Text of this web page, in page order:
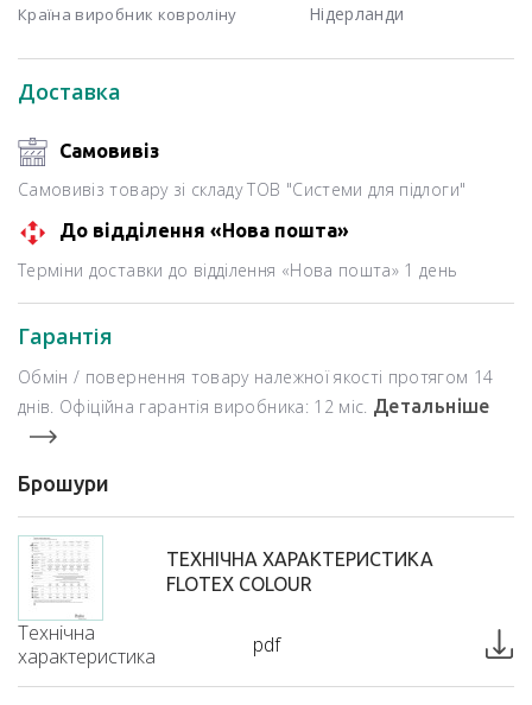
Доставка
Самовивіз
Самовивіз товару зі складу ТОВ "Системи для підлоги"
До відділення «Нова пошта»
Терміни доставки до відділення «Нова пошта» 1 день
Гарантія
Обмін / повернення товару належної якості протягом 14
днів. Офіційна гарантія виробника: 12 міс. Детальніше
Країна виробник ковроліну Нідерланди
Брошури
ТЕХНІЧНА ХАРАКТЕРИСТИКА
FLOTEX COLOUR
Технічна
характеристика
pdf